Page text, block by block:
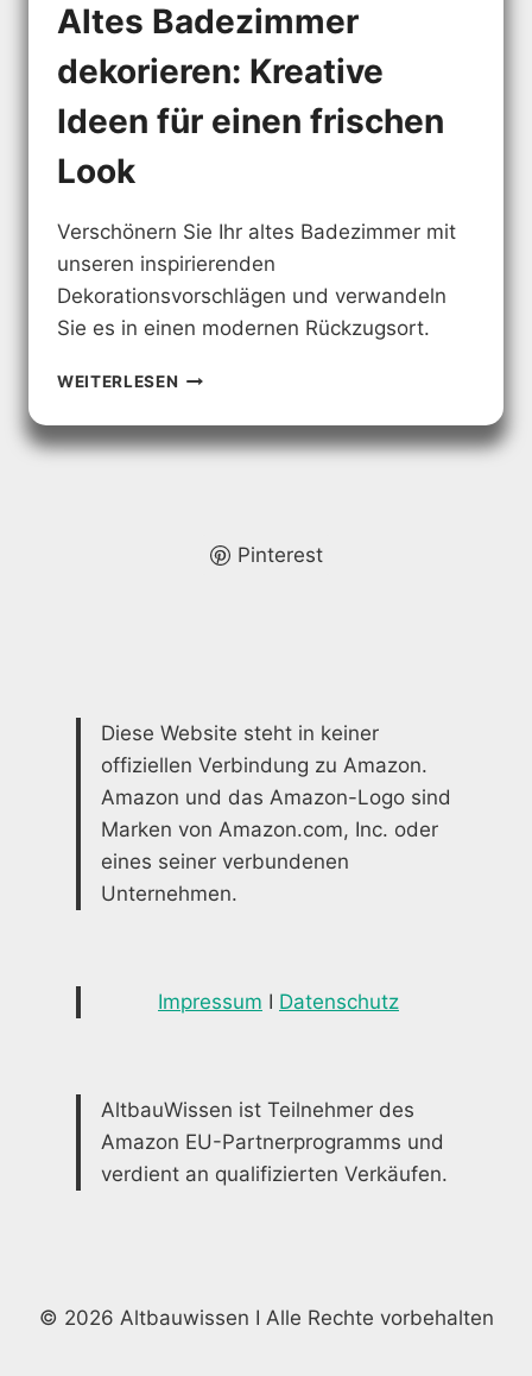
Altes Badezimmer
dekorieren: Kreative
Ideen für einen frischen
Look
Verschönern Sie Ihr altes Badezimmer mit
unseren inspirierenden
Dekorationsvorschlägen und verwandeln
Sie es in einen modernen Rückzugsort.
WEITERLESEN ALTES
DEKORIEREN:
KREATIVE
FRISCHENPinterest
Diese Website steht in keiner
offiziellen Verbindung zu Amazon.
Amazon und das Amazon-Logo sind
Marken von Amazon.com, Inc. oder
eines seiner verbundenen
Unternehmen.
Impressum I Datenschutz
AltbauWissen ist Teilnehmer des
Amazon EU-Partnerprogramms und
verdient an qualifizierten Verkäufen.
© 2026 Altbauwissen I Alle Rechte vorbehalten